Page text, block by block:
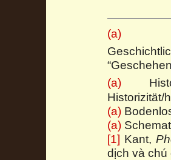
(a)
(a)
Historizität/
(a)
(a)
[1] Kant,
dịch và chú